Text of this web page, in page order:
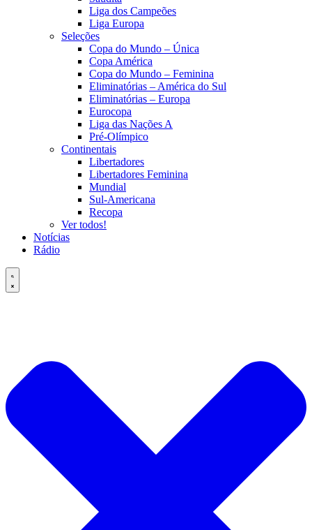
Liga dos Campeões
Liga Europa
Seleções
Copa do Mundo – Única
Copa América
Copa do Mundo – Feminina
Eliminatórias – América do Sul
Eliminatórias – Europa
Eurocopa
Liga das Nações A
Pré-Olímpico
Continentais
Libertadores
Libertadores Feminina
Mundial
Sul-Americana
Recopa
Ver todos!
Notícias
Rádio